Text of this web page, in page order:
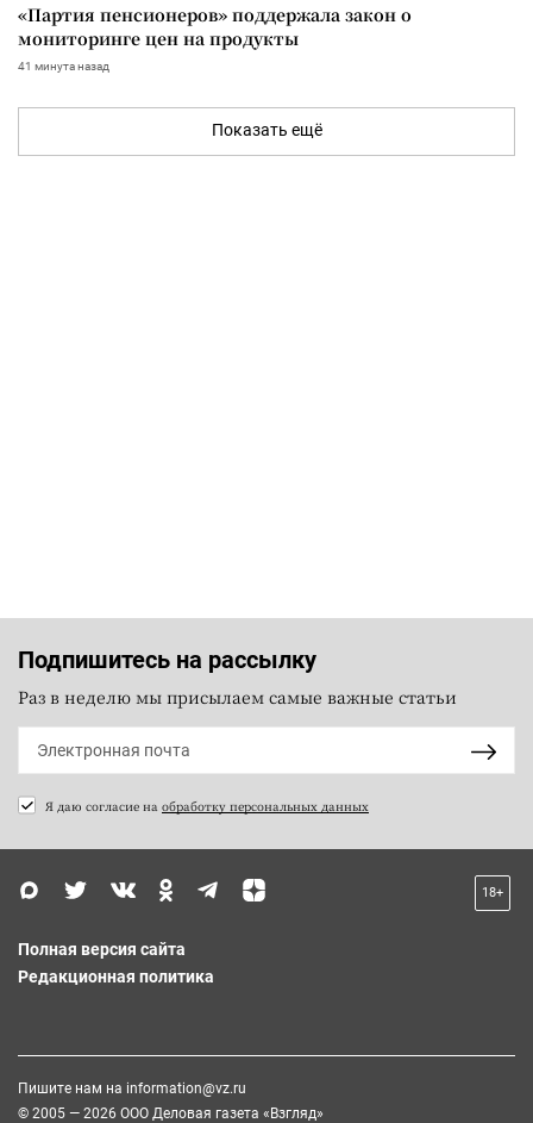
«Партия пенсионеров» поддержала закон о
мониторинге цен на продукты
41 минута назад
Показать ещё
Подпишитесь на рассылку
Раз в неделю мы присылаем самые важные статьи
Я даю согласие на обработку персональных данных
18+
Полная версия сайта
Редакционная политика
Пишите нам на information@vz.ru
© 2005 — 2026 ООО Деловая газета «Взгляд»